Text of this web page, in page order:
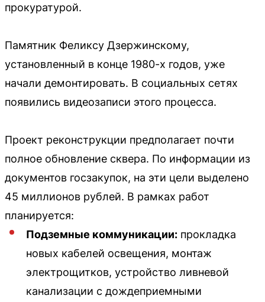
прокуратурой.
Памятник Феликсу Дзержинскому,
установленный в конце 1980-х годов, уже
начали демонтировать. В социальных сетях
появились видеозаписи этого процесса.
Проект реконструкции предполагает почти
полное обновление сквера. По информации из
документов госзакупок, на эти цели выделено
45 миллионов рублей. В рамках работ
планируется:
Подземные коммуникации: прокладка
новых кабелей освещения, монтаж
электрощитков, устройство ливневой
канализации с дождеприемными